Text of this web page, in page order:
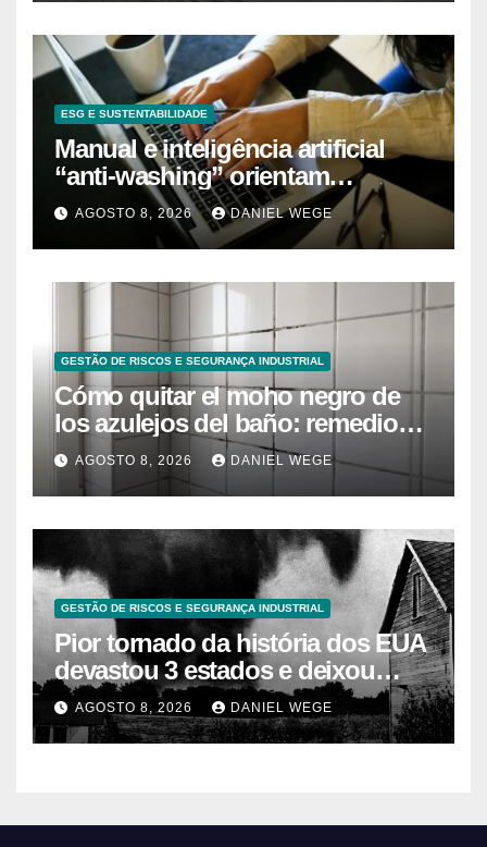
ESG E SUSTENTABILIDADE
Manual e inteligência artificial
“anti-washing” orientam
empresas
AGOSTO 8, 2026 DANIEL WEGE
GESTÃO DE RISCOS E SEGURANÇA INDUSTRIAL
Cómo quitar el moho negro de
los azulejos del baño: remedios
caseros efectivos
AGOSTO 8, 2026 DANIEL WEGE
GESTÃO DE RISCOS E SEGURANÇA INDUSTRIAL
Pior tornado da história dos EUA
devastou 3 estados e deixou
centenas de mortos
AGOSTO 8, 2026 DANIEL WEGE